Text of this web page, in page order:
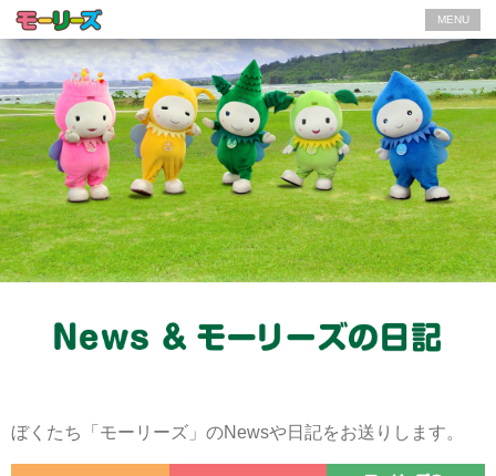
MENU
ぼくたち「モーリーズ」のNewsや日記をお送りします。